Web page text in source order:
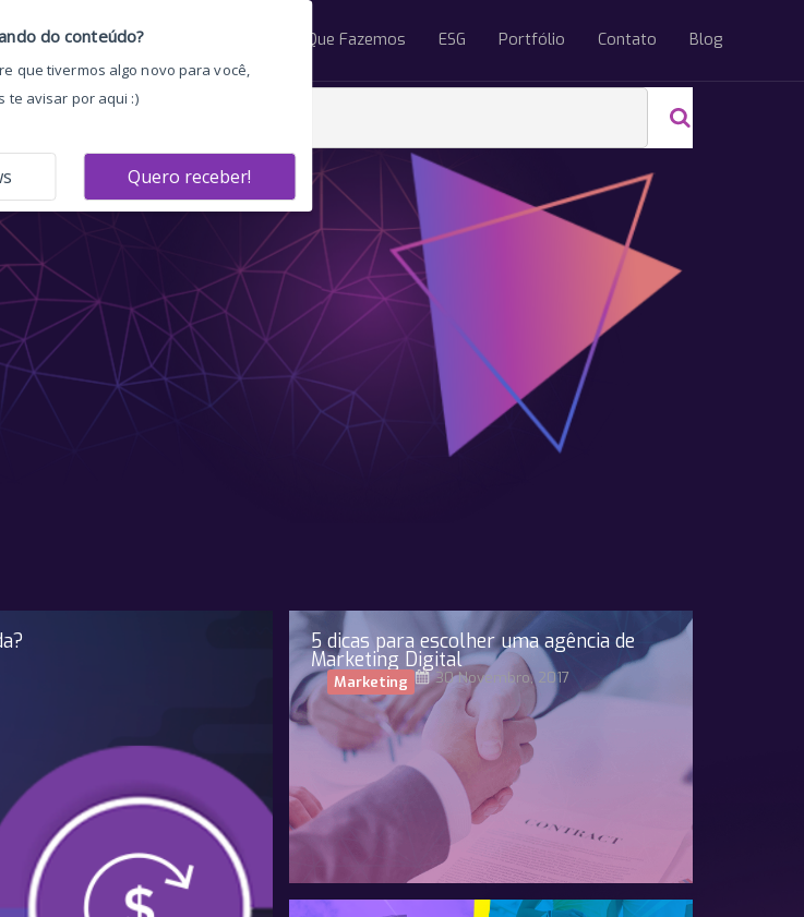
Home O Que Fazemos ESG Portfólio Contato Blog
5 dicas para escolher uma agência de
Marketing Digital
Marketing 30 Novembro, 2017